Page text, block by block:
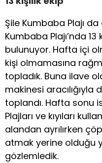
Şile Kumbaba Plajı
Kumbaba Plajı’nda
bulunuyor. Hafta içi
kişi olmamasına
topladık. Buna ilave
makinesi aracılığıyla
toplandı. Hafta sonu
Plajları ve kıyıları
alandan ayrılırken
atmak yerine olduğu
gözlemledik.